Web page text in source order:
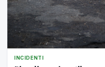
INCIDENTI